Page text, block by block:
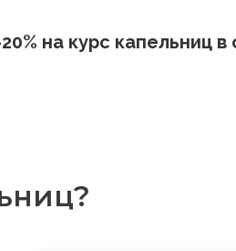
на курс капельниц в